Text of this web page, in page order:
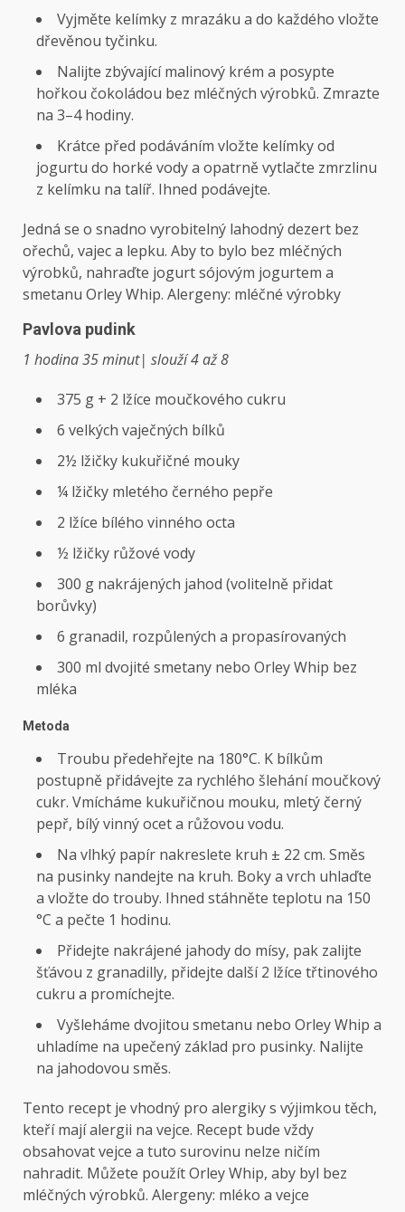
Vyjměte kelímky z mrazáku a do každého vložte
dřevěnou tyčinku.
Nalijte zbývající malinový krém a posypte
hořkou čokoládou bez mléčných výrobků. Zmrazte
na 3–4 hodiny.
Krátce před podáváním vložte kelímky od
jogurtu do horké vody a opatrně vytlačte zmrzlinu
z kelímku na talíř. Ihned podávejte.
Jedná se o snadno vyrobitelný lahodný dezert bez
ořechů, vajec a lepku. Aby to bylo bez mléčných
výrobků, nahraďte jogurt sójovým jogurtem a
smetanu Orley Whip. Alergeny: mléčné výrobky
Pavlova pudink
1 hodina 35 minut| slouží 4 až 8
375 g + 2 lžíce moučkového cukru
6 velkých vaječných bílků
2½ lžičky kukuřičné mouky
¼ lžičky mletého černého pepře
2 lžíce bílého vinného octa
½ lžičky růžové vody
300 g nakrájených jahod (volitelně přidat
borůvky)
6 granadil, rozpůlených a propasírovaných
300 ml dvojité smetany nebo Orley Whip bez
mléka
Metoda
Troubu předehřejte na 180°C. K bílkům
postupně přidávejte za rychlého šlehání moučkový
cukr. Vmícháme kukuřičnou mouku, mletý černý
pepř, bílý vinný ocet a růžovou vodu.
Na vlhký papír nakreslete kruh ± 22 cm. Směs
na pusinky nandejte na kruh. Boky a vrch uhlaďte
a vložte do trouby. Ihned stáhněte teplotu na 150
°C a pečte 1 hodinu.
Přidejte nakrájené jahody do mísy, pak zalijte
šťávou z granadilly, přidejte další 2 lžíce třtinového
cukru a promíchejte.
Vyšleháme dvojitou smetanu nebo Orley Whip a
uhladíme na upečený základ pro pusinky. Nalijte
na jahodovou směs.
Tento recept je vhodný pro alergiky s výjimkou těch,
kteří mají alergii na vejce. Recept bude vždy
obsahovat vejce a tuto surovinu nelze ničím
nahradit. Můžete použít Orley Whip, aby byl bez
mléčných výrobků. Alergeny: mléko a vejce